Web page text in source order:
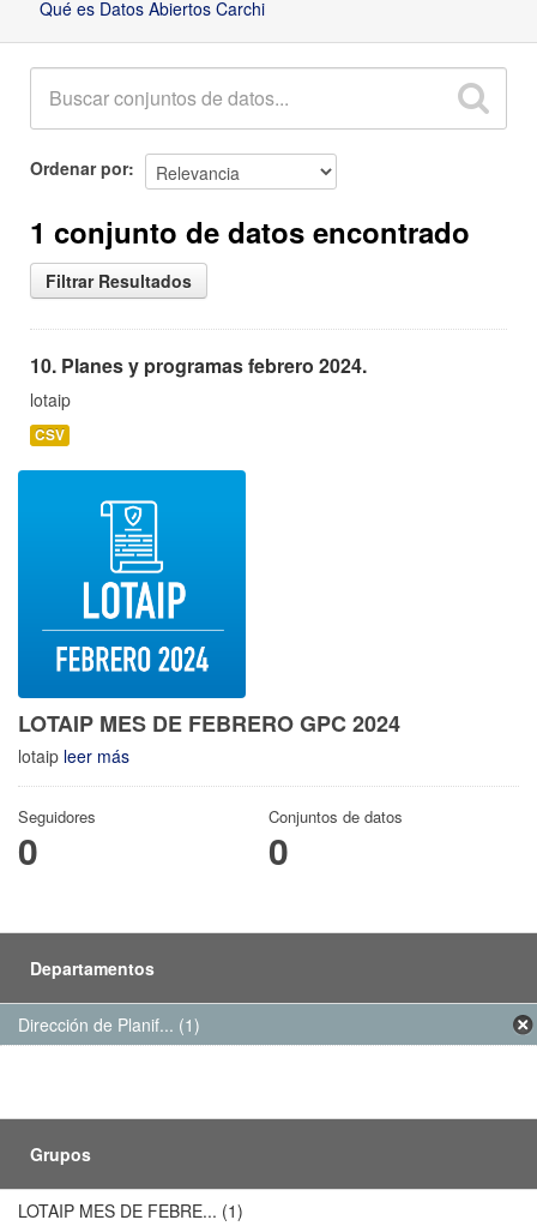
Qué es Datos Abiertos Carchi
Ordenar por
1 conjunto de datos encontrado
Filtrar Resultados
10. Planes y programas febrero 2024.
lotaip
CSV
LOTAIP MES DE FEBRERO GPC 2024
lotaip leer más
Seguidores
0
Conjuntos de datos
0
Departamentos
Dirección de Planif... (1)
Grupos
LOTAIP MES DE FEBRE... (1)